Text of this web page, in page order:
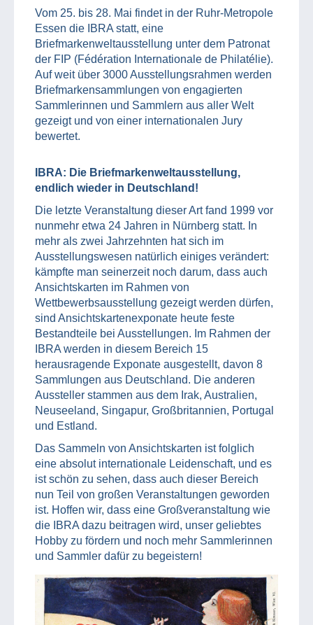
Vom 25. bis 28. Mai findet in der Ruhr-Metropole
Essen die IBRA statt, eine
Briefmarkenweltausstellung unter dem Patronat
der FIP (Fédération Internationale de Philatélie).
Auf weit über 3000 Ausstellungsrahmen werden
Briefmarkensammlungen von engagierten
Sammlerinnen und Sammlern aus aller Welt
gezeigt und von einer internationalen Jury
bewertet.
IBRA: Die Briefmarkenweltausstellung,
endlich wieder in Deutschland!
Die letzte Veranstaltung dieser Art fand 1999 vor
nunmehr etwa 24 Jahren in Nürnberg statt. In
mehr als zwei Jahrzehnten hat sich im
Ausstellungswesen natürlich einiges verändert:
kämpfte man seinerzeit noch darum, dass auch
Ansichtskarten im Rahmen von
Wettbewerbsausstellung gezeigt werden dürfen,
sind Ansichtskartenexponate heute feste
Bestandteile bei Ausstellungen. Im Rahmen der
IBRA werden in diesem Bereich 15
herausragende Exponate ausgestellt, davon 8
Sammlungen aus Deutschland. Die anderen
Aussteller stammen aus dem Irak, Australien,
Neuseeland, Singapur, Großbritannien, Portugal
und Estland.
Das Sammeln von Ansichtskarten ist folglich
eine absolut internationale Leidenschaft, und es
ist schön zu sehen, dass auch dieser Bereich
nun Teil von großen Veranstaltungen geworden
ist. Hoffen wir, dass eine Großveranstaltung wie
die IBRA dazu beitragen wird, unser geliebtes
Hobby zu fördern und noch mehr Sammlerinnen
und Sammler dafür zu begeistern!